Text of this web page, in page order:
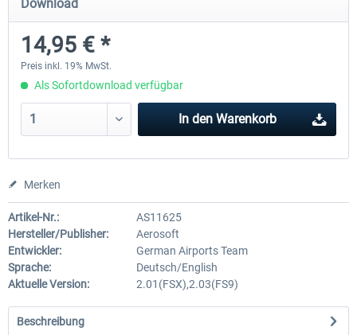
29,95 € *
Download
14,95 € *
Preis inkl. 19% MwSt.
Als Sofortdownload verfügbar
In den Warenkorb
Merken
Artikel-Nr.:
AS11625
Hersteller/Publisher:
Aerosoft
Entwickler:
German Airports Team
Sprache:
Deutsch/English
Aktuelle Version:
2.01(FSX),2.03(FS9)
Beschreibung